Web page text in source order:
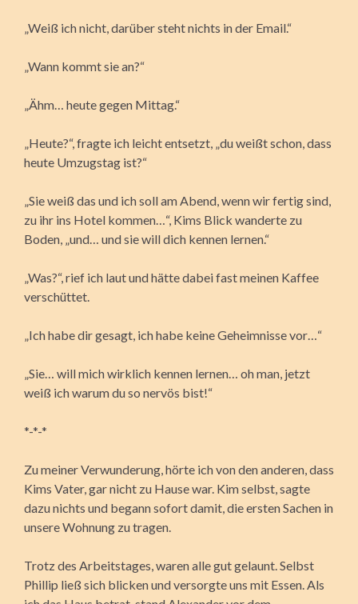
„Weiß ich nicht, darüber steht nichts in der Email.“
„Wann kommt sie an?“
„Ähm… heute gegen Mittag.“
„Heute?“, fragte ich leicht entsetzt, „du weißt schon, dass
heute Umzugstag ist?“
„Sie weiß das und ich soll am Abend, wenn wir fertig sind,
zu ihr ins Hotel kommen…“, Kims Blick wanderte zu
Boden, „und… und sie will dich kennen lernen.“
„Was?“, rief ich laut und hätte dabei fast meinen Kaffee
verschüttet.
„Ich habe dir gesagt, ich habe keine Geheimnisse vor…“
„Sie… will mich wirklich kennen lernen… oh man, jetzt
weiß ich warum du so nervös bist!“
*-*-*
Zu meiner Verwunderung, hörte ich von den anderen, dass
Kims Vater, gar nicht zu Hause war. Kim selbst, sagte
dazu nichts und begann sofort damit, die ersten Sachen in
unsere Wohnung zu tragen.
Trotz des Arbeitstages, waren alle gut gelaunt. Selbst
Phillip ließ sich blicken und versorgte uns mit Essen. Als